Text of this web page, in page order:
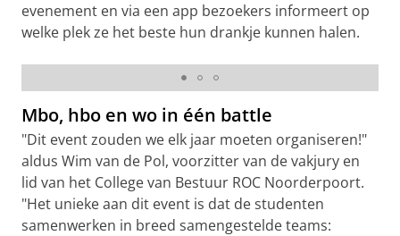
evenement en via een app bezoekers informeert op
welke plek ze het beste hun drankje kunnen halen.
Mbo, hbo en wo in één battle
"Dit event zouden we elk jaar moeten organiseren!"
aldus Wim van de Pol, voorzitter van de vakjury en
lid van het College van Bestuur ROC Noorderpoort.
"Het unieke aan dit event is dat de studenten
samenwerken in breed samengestelde teams: